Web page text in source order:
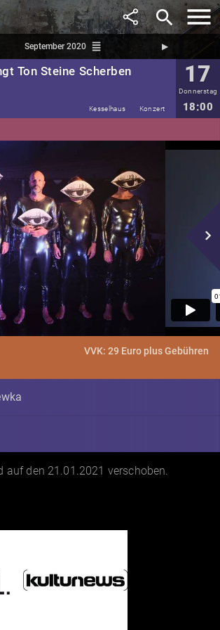
search
September 2020 reorder ▶︎
Ton Steine Scherben 17
Donnerstag
18:00
Kesselhaus Konzert
navigate_next
VVK: 29 Euro plus Gebühren
auf den 21.01.2021 verschoben.